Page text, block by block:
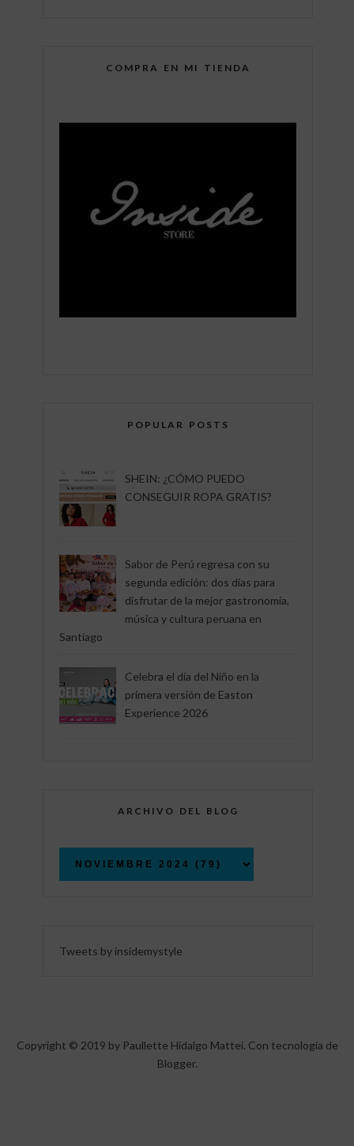
COMPRA EN MI TIENDA
POPULAR POSTS
SHEIN: ¿CÓMO PUEDO
CONSEGUIR ROPA GRATIS?
Sabor de Perú regresa con su
segunda edición: dos días para
disfrutar de la mejor gastronomía,
música y cultura peruana en
Santiago
Celebra el día del Niño en la
primera versión de Easton
Experience 2026
ARCHIVO DEL BLOG
Tweets by insidemystyle
Copyright © 2019 by Paullette Hidalgo Mattei. Con tecnología de
Blogger.